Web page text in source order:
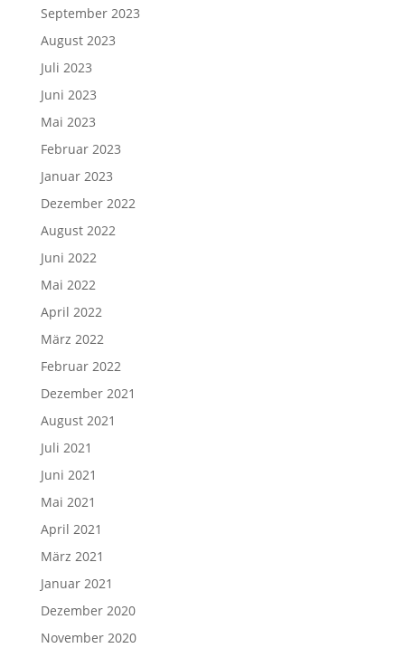
September 2023
August 2023
Juli 2023
Juni 2023
Mai 2023
Februar 2023
Januar 2023
Dezember 2022
August 2022
Juni 2022
Mai 2022
April 2022
März 2022
Februar 2022
Dezember 2021
August 2021
Juli 2021
Juni 2021
Mai 2021
April 2021
März 2021
Januar 2021
Dezember 2020
November 2020